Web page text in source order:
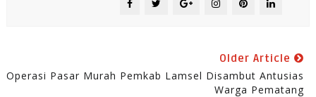
Older Article
Operasi Pasar Murah Pemkab Lamsel Disambut Antusias
Warga Pematang